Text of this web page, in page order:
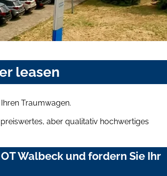
leasen
Traumwagen.
aber qualitativ hochwertiges
Walbeck und fordern Sie Ihr